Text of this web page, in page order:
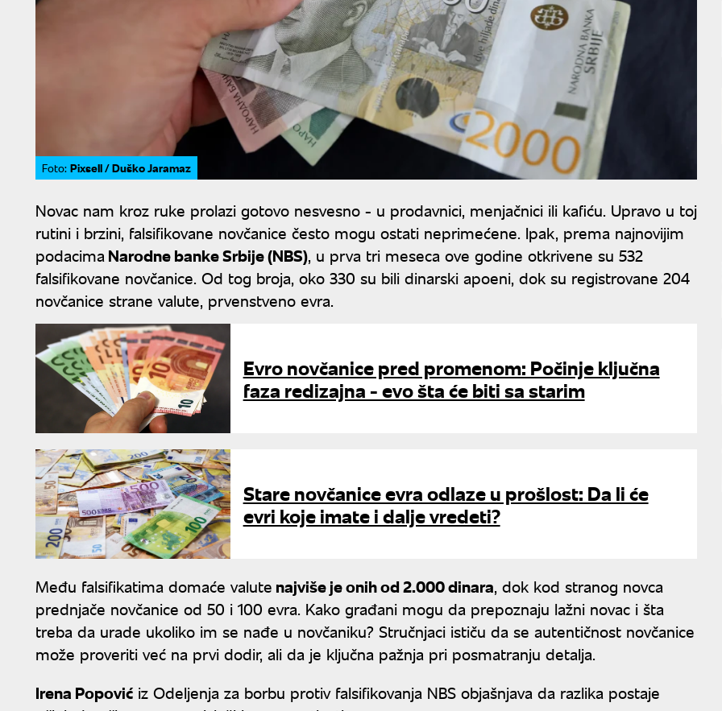
Foto: Pixsell / Duško Jaramaz
Novac nam kroz ruke prolazi gotovo nesvesno - u prodavnici, menjačnici ili kafiću. Upravo u toj
rutini i brzini, falsifikovane novčanice često mogu ostati neprimećene. Ipak, prema najnovijim
podacima Narodne banke Srbije (NBS), u prva tri meseca ove godine otkrivene su 532
falsifikovane novčanice. Od tog broja, oko 330 su bili dinarski apoeni, dok su registrovane 204
novčanice strane valute, prvenstveno evra.
Evro novčanice pred promenom: Počinje ključna
faza redizajna - evo šta će biti sa starim
Stare novčanice evra odlaze u prošlost: Da li će
evri koje imate i dalje vredeti?
Među falsifikatima domaće valute najviše je onih od 2.000 dinara, dok kod stranog novca
prednjače novčanice od 50 i 100 evra. Kako građani mogu da prepoznaju lažni novac i šta
treba da urade ukoliko im se nađe u novčaniku? Stručnjaci ističu da se autentičnost novčanice
može proveriti već na prvi dodir, ali da je ključna pažnja pri posmatranju detalja.
Irena Popović iz Odeljenja za borbu protiv falsifikovanja NBS objašnjava da razlika postaje